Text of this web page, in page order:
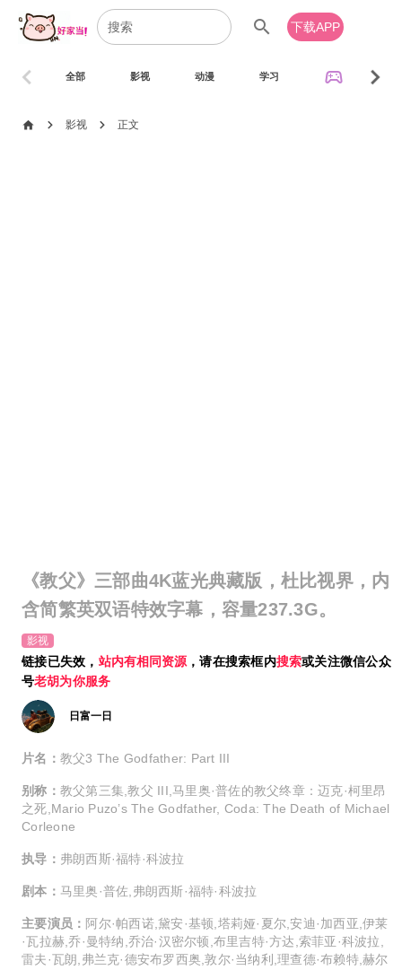
search 下载APP
全部 影视 动漫 学习 sports_esports
chevron_left chevron_right
home chevron_right 影视 chevron_right 正文
《教父》三部曲4K蓝光典藏版，杜比视界，内
含简繁英双语特效字幕，容量237.3G。
影视
链接已失效， 站内有相同资源 ，请在搜索框内搜索或关注微信公众
号老胡为你服务
日富一日
片名： 教父3 The Godfather: Part III
别称： 教父第三集,教父 III,马里奥·普佐的教父终章：迈克·柯里昂
之死,Mario Puzo’s The Godfather, Coda: The Death of Michael
Corleone
执导： 弗朗西斯·福特·科波拉
剧本： 马里奥·普佐,弗朗西斯·福特·科波拉
主要演员： 阿尔·帕西诺,黛安·基顿,塔莉娅·夏尔,安迪·加西亚,伊莱
·瓦拉赫,乔·曼特纳,乔治·汉密尔顿,布里吉特·方达,索菲亚·科波拉,
雷夫·瓦朗,弗兰克·德安布罗西奥,敦尔·当纳利,理查德·布赖特,赫尔